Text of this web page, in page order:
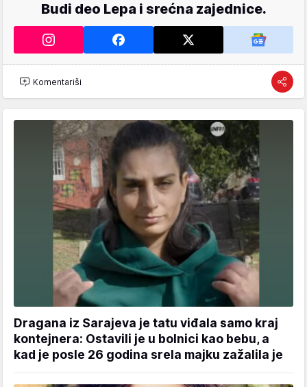
Budi deo Lepa i srećna zajednice.
Komentariši
Dragana iz Sarajeva je tatu viđala samo kraj
kontejnera: Ostavili je u bolnici kao bebu, a
kad je posle 26 godina srela majku zažalila je